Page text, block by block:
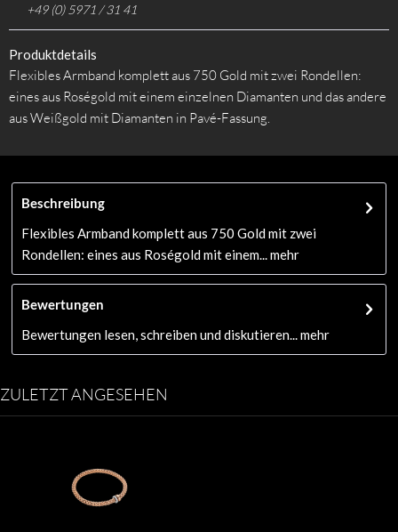
+49 (0) 5971 / 31 41
Produktdetails
Flexibles Armband komplett aus 750 Gold mit zwei Rondellen:
eines aus Roségold mit einem einzelnen Diamanten und das andere
aus Weißgold mit Diamanten in Pavé-Fassung.
Beschreibung
Flexibles Armband komplett aus 750 Gold mit zwei
Rondellen: eines aus Roségold mit einem...
mehr
Bewertungen
Bewertungen lesen, schreiben und diskutieren...
mehr
ZULETZT ANGESEHEN